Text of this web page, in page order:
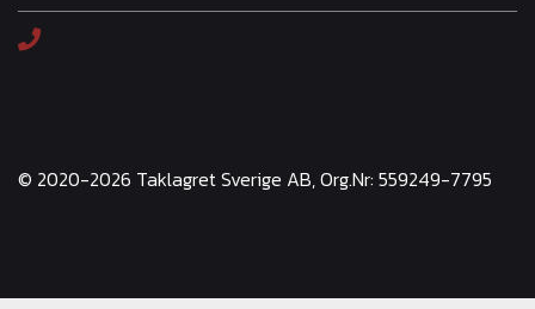
© 2020-2026 Taklagret Sverige AB, Org.Nr: 559249-7795